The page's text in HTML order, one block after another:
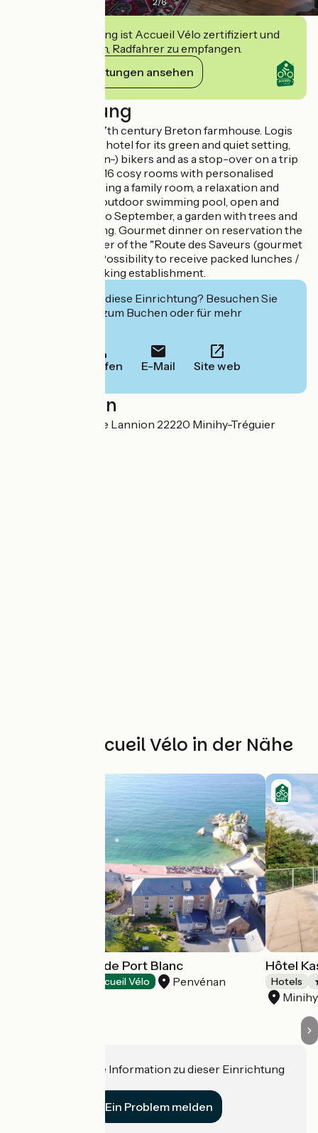
Diese Einrichtung ist Accueil Vélo zertifiziert und
verpflichtet sich, Radfahrer zu empfangen.
Ihre Verpflichtungen ansehen
Beschreibung
3-star Hotel in a 17th century Breton farmhouse. Logis
recommends this hotel for its green and quiet setting,
ideal for (mountain-) bikers and as a stop-over on a trip
through Brittany. 16 cosy rooms with personalised
decoration, including a family room, a relaxation and
reading room, an outdoor swimming pool, open and
heated from May to September, a garden with trees and
free private parking. Gourmet dinner on reservation the
day before. Member of the "Route des Saveurs (gourmet
route)“ network. Possibility to receive packed lunches /
picnics. Non-smoking establishment.
Interessiert Sie diese Einrichtung? Besuchen Sie
deren Website zum Buchen oder für mehr
Anrufen E-Mail Site web
Localisation
Le Castel Route de Lannion 22220 Minihy-Tréguier
Weitere Accueil Vélo in der Nähe
Le Grand Hôtel de Port Blanc
Accueil Vélo Penvénan
Hôtel
Hotels
Haben Sie eine Information zu dieser Einrichtung
Ein Problem melden